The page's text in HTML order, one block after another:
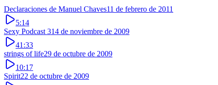
Declaraciones de Manuel Chaves11 de febrero de 2011
5:14
Sexy Podcast 314 de noviembre de 2009
41:33
strings of life29 de octubre de 2009
10:17
Spirit22 de octubre de 2009